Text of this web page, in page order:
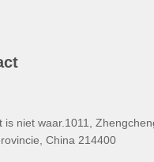
is niet waar.1011,
China 214400